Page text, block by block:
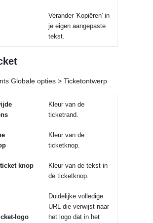
Verander 'Kopiëren' in
je eigen aangepaste
tekst.
Kleur van de
ticketrand.
Kleur van de
ticketknop.
knop
Kleur van de tekst in
de ticketknop.
logo
Duidelijke volledige
URL die verwijst naar
het logo dat in het